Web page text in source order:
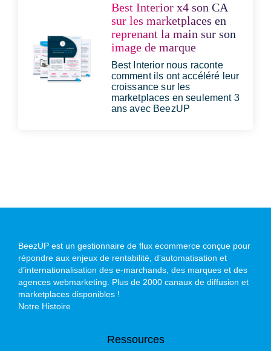
Best Interior x4 son CA
sur les marketplaces en
reprenant la main sur son
image de marque
Best Interior nous raconte
comment ils ont accéléré leur
croissance sur les
marketplaces en seulement 3
ans avec BeezUP
BeezUP est un gestionnaire de flux ecommerce conçue pour
répondre aux enjeux de rentabilité, d’automatisation et
d’internationalisation des e-marchands, des marques et des
agences webmarketing. Plus de 2000 canaux de diffusion et
marketplaces disponibles !
Notre Histoire
Ressources